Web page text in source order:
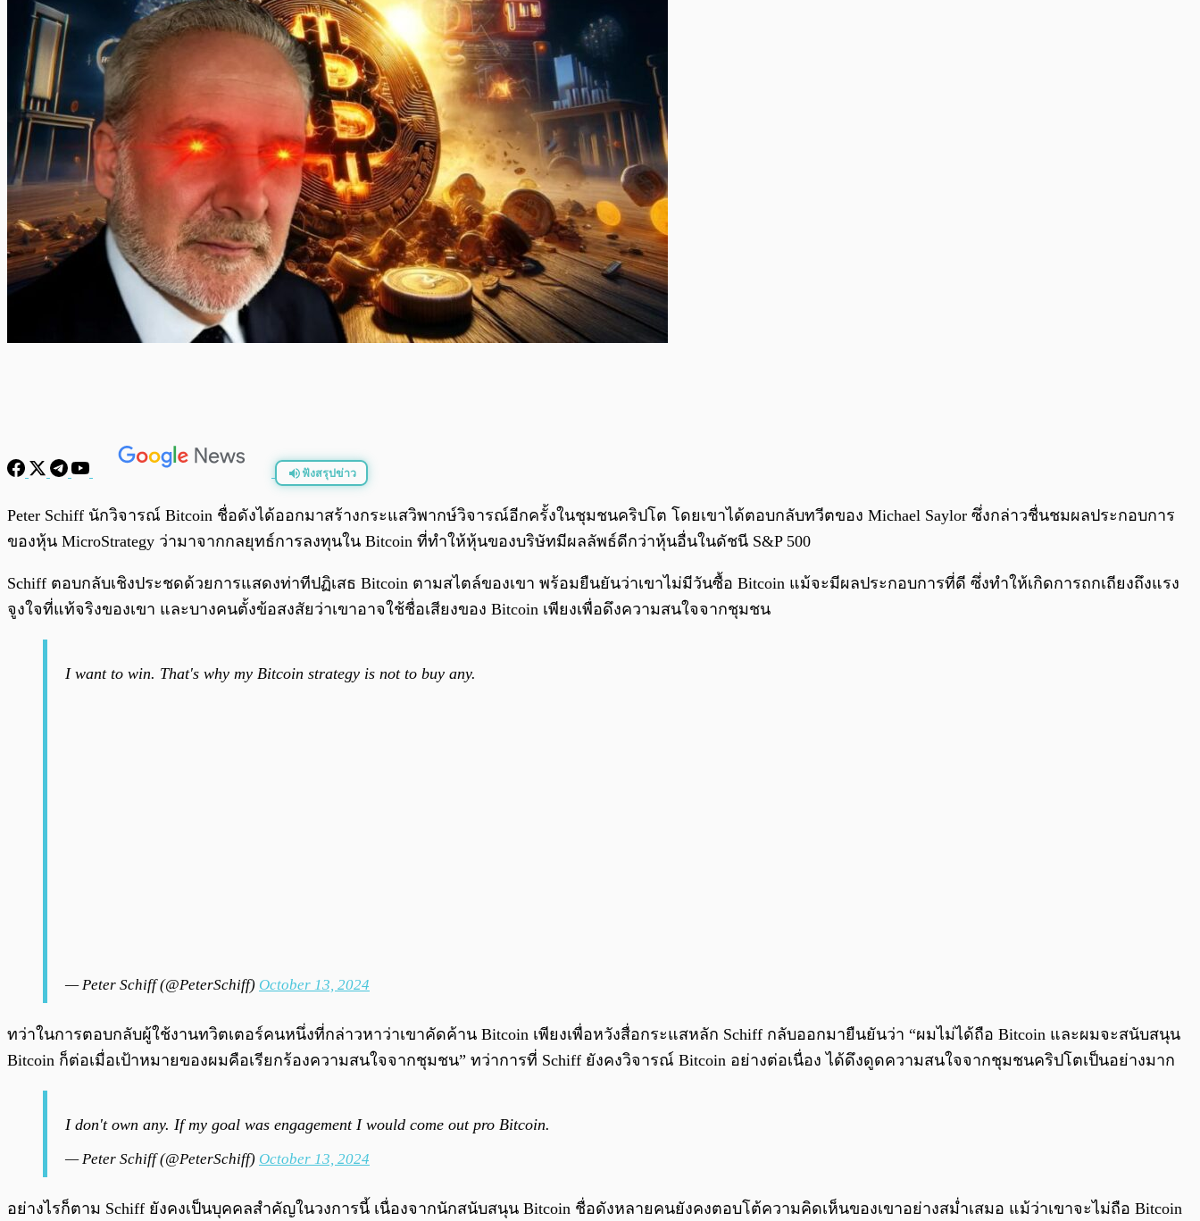
ฟังสรุปข่าว
พร้อมเล่น /
Peter Schiff นักวิจารณ์ Bitcoin ชื่อดังได้ออกมาสร้างกระแสวิพากษ์วิจารณ์อีกครั้งในชุมชนคริปโต โดยเขาได้ตอบกลับทวีตของ Michael Saylor ซึ่งกล่าวชื่นชมผลประกอบการ
ของหุ้น MicroStrategy ว่ามาจากกลยุทธ์การลงทุนใน Bitcoin ที่ทำให้หุ้นของบริษัทมีผลลัพธ์ดีกว่าหุ้นอื่นในดัชนี S&P 500
Schiff ตอบกลับเชิงประชดด้วยการแสดงท่าทีปฏิเสธ Bitcoin ตามสไตล์ของเขา พร้อมยืนยันว่าเขาไม่มีวันซื้อ Bitcoin แม้จะมีผลประกอบการที่ดี ซึ่งทำให้เกิดการถกเถียงถึงแรง
จูงใจที่แท้จริงของเขา และบางคนตั้งข้อสงสัยว่าเขาอาจใช้ชื่อเสียงของ Bitcoin เพียงเพื่อดึงความสนใจจากชุมชน
I want to win. That's why my Bitcoin strategy is not to buy any.
— Peter Schiff (@PeterSchiff) October 13, 2024
ทว่าในการตอบกลับผู้ใช้งานทวิตเตอร์คนหนึ่งที่กล่าวหาว่าเขาคัดค้าน Bitcoin เพียงเพื่อหวังสื่อกระแสหลัก Schiff กลับออกมายืนยันว่า “ผมไม่ได้ถือ Bitcoin และผมจะสนับสนุน
Bitcoin ก็ต่อเมื่อเป้าหมายของผมคือเรียกร้องความสนใจจากชุมชน” ทว่าการที่ Schiff ยังคงวิจารณ์ Bitcoin อย่างต่อเนื่อง ได้ดึงดูดความสนใจจากชุมชนคริปโตเป็นอย่างมาก
I don't own any. If my goal was engagement I would come out pro Bitcoin.
— Peter Schiff (@PeterSchiff) October 13, 2024
อย่างไรก็ตาม Schiff ยังคงเป็นบุคคลสำคัญในวงการนี้ เนื่องจากนักสนับสนุน Bitcoin ชื่อดังหลายคนยังคงตอบโต้ความคิดเห็นของเขาอย่างสม่ำเสมอ แม้ว่าเขาจะไม่ถือ Bitcoin